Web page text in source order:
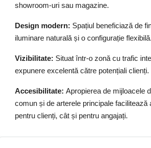
showroom-uri sau magazine.
Design modern: Spațiul beneficiază de
iluminare naturală și o configurație flexibilă.
Vizibilitate: Situat într-o zonă cu trafic
expunere excelentă către potențiali clienți.
Accesibilitate: Apropierea de mijloacele
comun și de arterele principale facilitează
pentru clienți, cât și pentru angajați.